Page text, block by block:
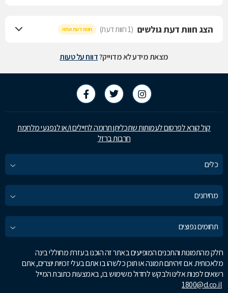
הצג חוות דעת גולשים (1 חוות דעת) חוות דעת אחת
מצאת מידע לא מדוייק?דווח על טעות
קול קורא לפרסום לעמותות שתכליתן תרומה לחיילים ו/או לנפגעי מלחמת
חרבות ברזל
כלים
מחירונים
תחומים נפוצים
חלק מהתמונות והתכנים המופיעים באתר זה הוכנו בעזרת מחוללי בינה
מלאכותית. אם זיהיתם תמונה או תוכן כלשהו בו אתם בעלי זכויות יוצרים, אתם
רשאים לפנות אלינו ולבקש לחדול משימוש בו, באמצעות כתובת המייל
1800@d.co.il